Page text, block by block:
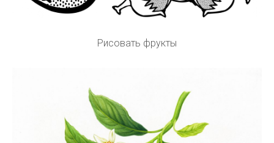
Рисовать фрукты